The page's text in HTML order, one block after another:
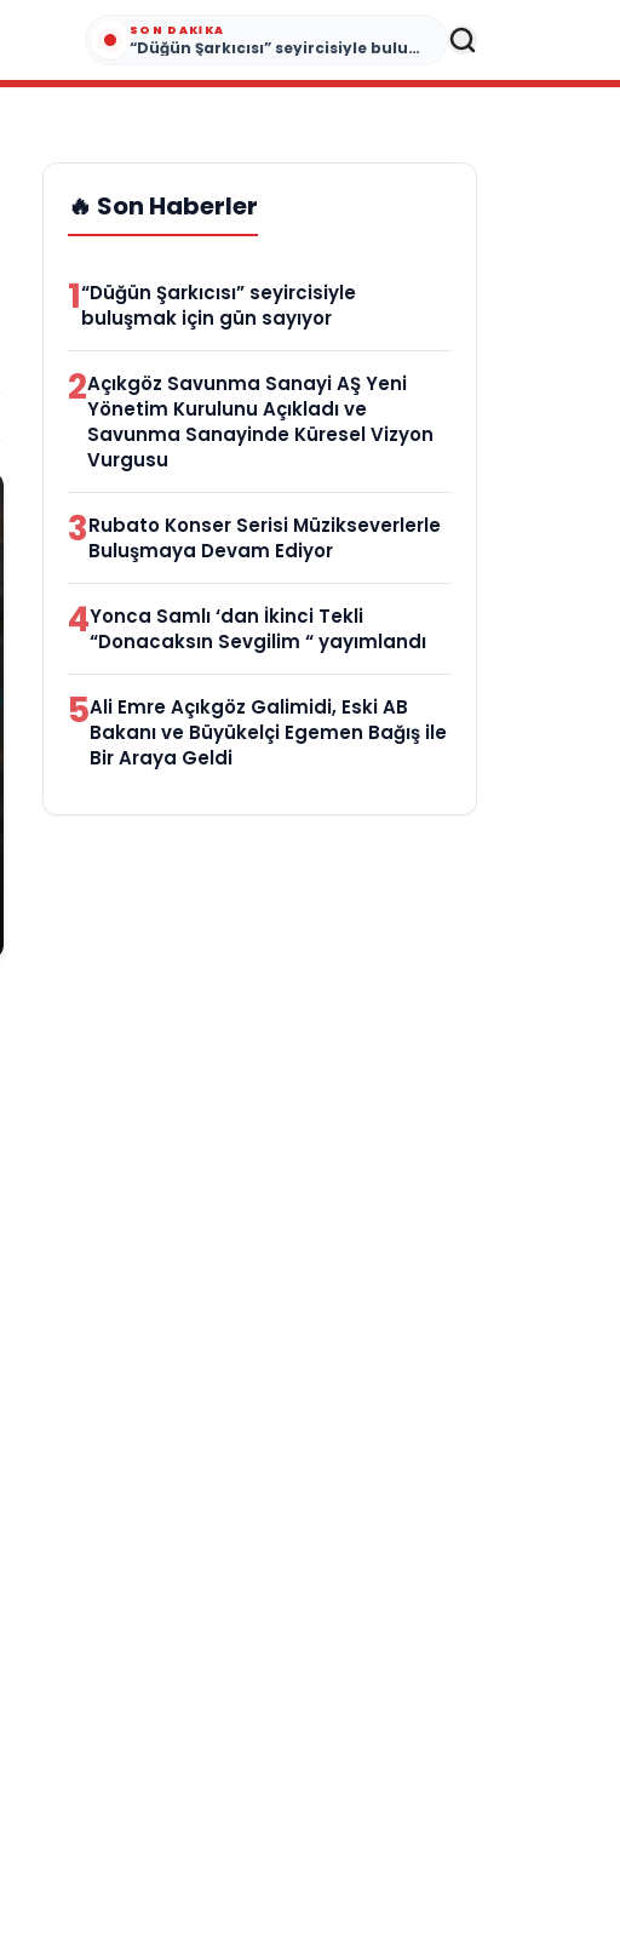
SON DAKIKA
“Düğün Şarkıcısı” seyircisiyle buluşmak için gün sayıyor
🔥 Son Haberler
1“Düğün Şarkıcısı” seyircisiyle
buluşmak için gün sayıyor
2Açıkgöz Savunma Sanayi AŞ Yeni
Yönetim Kurulunu Açıkladı ve
Savunma Sanayinde Küresel Vizyon
Vurgusu
3Rubato Konser Serisi Müzikseverlerle
Buluşmaya Devam Ediyor
4Yonca Samlı ‘dan İkinci Tekli
“Donacaksın Sevgilim “ yayımlandı
5Ali Emre Açıkgöz Galimidi, Eski AB
Bakanı ve Büyükelçi Egemen Bağış ile
Bir Araya Geldi